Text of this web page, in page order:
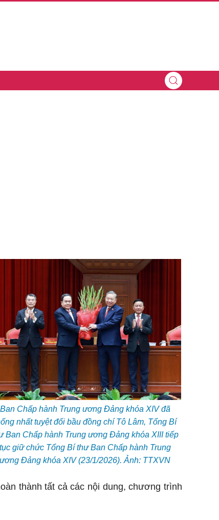
Ban Chấp hành Trung ương Đảng khóa XIV đã
nhất tuyệt đối bầu đồng chí Tô Lâm, Tổng Bí
Ban Chấp hành Trung ương Đảng khóa XIII tiếp
tục giữ chức Tổng Bí thư Ban Chấp hành Trung
ương Đảng khóa XIV (23/1/2026). Ảnh: TTXVN
thành tất cả các nội dung, chương trình